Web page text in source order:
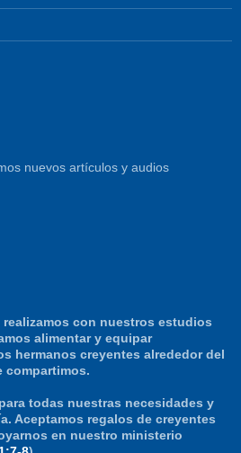
nuevos artículos y audios
realizamos con nuestros estudios
alimentar y equipar
hermanos creyentes alrededor del
compartimos.
todas nuestras necesidades y
Aceptamos regalos de creyentes
en nuestro ministerio